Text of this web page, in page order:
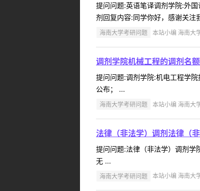
提问问题:英语笔译调剂学院:外
剂回复内容:同学你好，感谢关注
海南大学考研问题 本站小编 海南大
调剂学院机械工程的调剂名
提问问题:调剂学院:机电工程学
公布； ...
海南大学考研问题 本站小编 海南大
法律（非法学）调剂法律（
提问问题:法律（非法学）调剂
无 ...
海南大学考研问题 本站小编 海南大